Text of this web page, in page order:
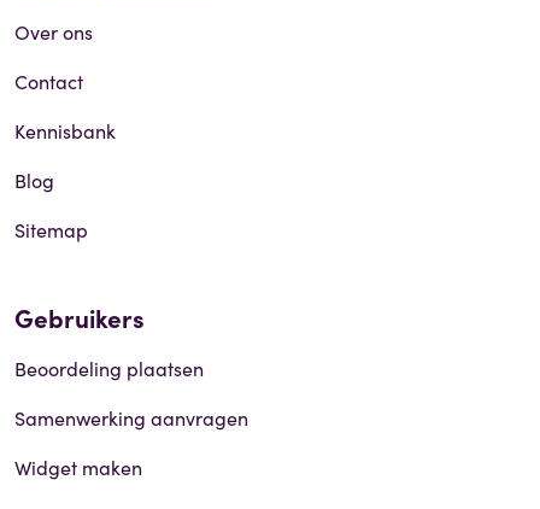
Over ons
Contact
Kennisbank
Blog
Sitemap
Gebruikers
Beoordeling plaatsen
Samenwerking aanvragen
Widget maken